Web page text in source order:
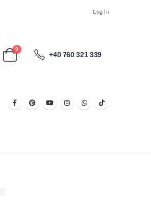
Log In
0
+40 760 321 339